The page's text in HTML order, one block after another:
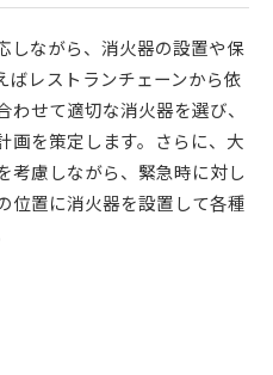
しながら、消火器の設置や保
ばレストランチェーンから依
せて適切な消火器を選び、
画を策定します。さらに、大
考慮しながら、緊急時に対し
位置に消火器を設置して各種